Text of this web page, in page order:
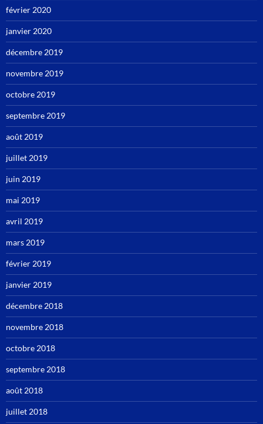
février 2020
janvier 2020
décembre 2019
novembre 2019
octobre 2019
septembre 2019
août 2019
juillet 2019
juin 2019
mai 2019
avril 2019
mars 2019
février 2019
janvier 2019
décembre 2018
novembre 2018
octobre 2018
septembre 2018
août 2018
juillet 2018